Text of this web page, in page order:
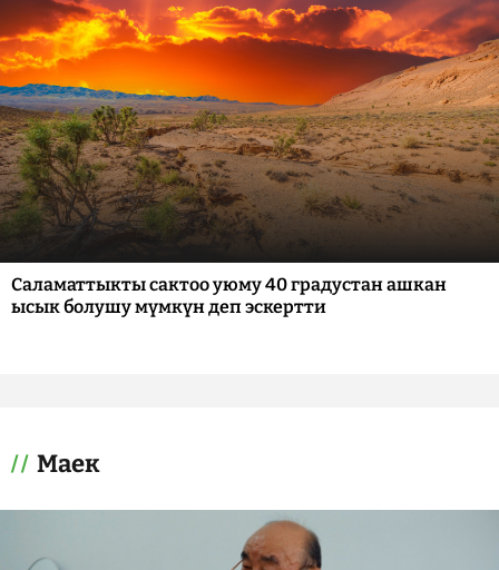
Саламаттыкты сактоо уюму 40 градустан ашкан
ысык болушу мүмкүн деп эскертти
Маек